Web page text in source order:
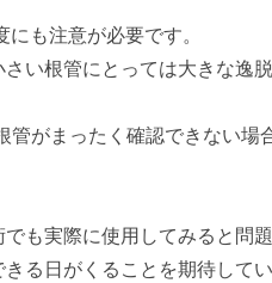
も注意が必要です。
い根管にとっては大きな逸
がまったく確認できない場
も実際に使用してみると問
る日がくることを期待してい